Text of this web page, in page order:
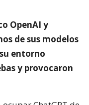
OpenAI y
de sus modelos
entorno
y provocaron